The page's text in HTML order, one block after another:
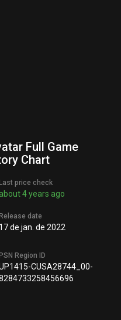
Full Game
Chart
Last price check
4 years ago
Release date
17 de jan. de 2022
PSN Region ID
CUSA28744_00-